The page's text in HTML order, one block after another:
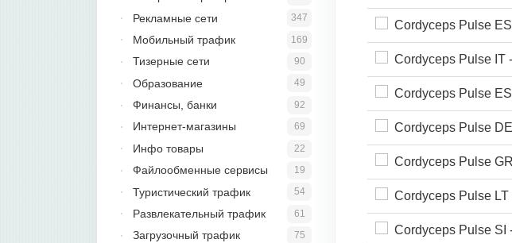
Cordyceps Pulse
Cordyceps Pulse IT
Cordyceps Pulse
Cordyceps Pulse
Cordyceps Pulse GR -
Cordyceps Pulse LT -
Cordyceps Pulse SI -
347
Рекламные сети
169
Мобильный трафик
90
Тизерные сети
49
Образование
92
Финансы, банки
69
Интернет-магазины
22
Инфо товары
19
Файлообменные сервисы
54
Туристический трафик
61
Развлекательный трафик
75
Загрузочный трафик